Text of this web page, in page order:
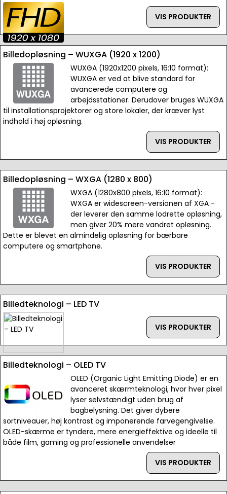
VIS PRODUKTER
Billedopløsning – WUXGA (1920 x 1200)
WUXGA (1920x1200 pixels, 16:10 format):
WUXGA er ved at blive standard for
avancerede computere og
arbejdsstationer. Derudover bruges WUXGA
til installationsprojektorer og store lokaler, der kræver lyst
indhold i høj opløsning.
VIS PRODUKTER
Billedopløsning – WXGA (1280 x 800)
WXGA (1280x800 pixels, 16:10 format):
WXGA er widescreen-versionen af XGA -
der leverer den samme lodrette opløsning,
men giver 20% mere vandret opløsning.
Dette er blevet en almindelig opløsning for bærbare
computere og smartphone.
VIS PRODUKTER
Billedteknologi – LED TV
VIS PRODUKTER
Billedteknologi – OLED TV
OLED (Organic Light Emitting Diode) er en
avanceret skærmteknologi, hvor hver pixel
lyser selvstændigt uden brug af
bagbelysning. Det giver dybere
sortniveauer, høj kontrast og imponerende farvegengivelse.
OLED-skærme er tyndere, mere energieffektive og ideelle til
både film, gaming og professionelle anvendelser
VIS PRODUKTER